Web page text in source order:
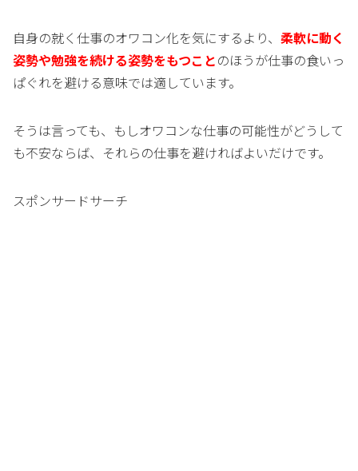
自身の就く仕事のオワコン化を気にするより、 柔軟に動く
姿勢や勉強を続ける姿勢をもつことのほうが仕事の食いっ
ぱぐれを避ける意味では適しています。
そうは言っても、もしオワコンな仕事の可能性がどうして
も不安ならば、それらの仕事を避ければよいだけです。
スポンサードサーチ